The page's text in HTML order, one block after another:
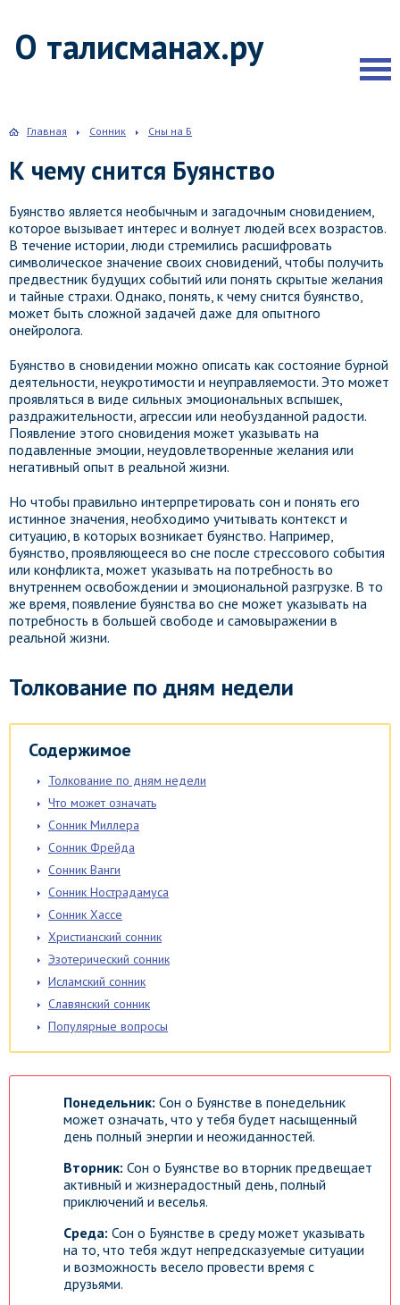
О талисманах.ру
Главная Сонник Сны на Б
К чему снится Буянство
Буянство является необычным и загадочным сновидением,
которое вызывает интерес и волнует людей всех возрастов.
В течение истории, люди стремились расшифровать
символическое значение своих сновидений, чтобы получить
предвестник будущих событий или понять скрытые желания
и тайные страхи. Однако, понять, к чему снится буянство,
может быть сложной задачей даже для опытного
онейролога.
Буянство в сновидении можно описать как состояние бурной
деятельности, неукротимости и неуправляемости. Это может
проявляться в виде сильных эмоциональных вспышек,
раздражительности, агрессии или необузданной радости.
Появление этого сновидения может указывать на
подавленные эмоции, неудовлетворенные желания или
негативный опыт в реальной жизни.
Но чтобы правильно интерпретировать сон и понять его
истинное значения, необходимо учитывать контекст и
ситуацию, в которых возникает буянство. Например,
буянство, проявляющееся во сне после стрессового события
или конфликта, может указывать на потребность во
внутреннем освобождении и эмоциональной разгрузке. В то
же время, появление буянства во сне может указывать на
потребность в большей свободе и самовыражении в
реальной жизни.
Толкование по дням недели
Содержимое
Толкование по дням недели
Что может означать
Сонник Миллера
Сонник Фрейда
Сонник Ванги
Сонник Нострадамуса
Сонник Хассе
Христианский сонник
Эзотерический сонник
Исламский сонник
Славянский сонник
Популярные вопросы
Понедельник: Сон о Буянстве в понедельник
может означать, что у тебя будет насыщенный
день полный энергии и неожиданностей.
Вторник: Сон о Буянстве во вторник предвещает
активный и жизнерадостный день, полный
приключений и веселья.
Среда: Сон о Буянстве в среду может указывать
на то, что тебя ждут непредсказуемые ситуации
и возможность весело провести время с
друзьями.